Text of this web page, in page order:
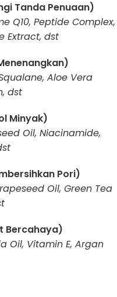
Tanda Penuaan)
Q10, Peptide Complex,
Extract, dst
Aloe Vera
dst
Minyak)
Oil, Niacinamide,
Pori)
Oil, Green Tea
Bercahaya)
Oil, Vitamin E, Argan